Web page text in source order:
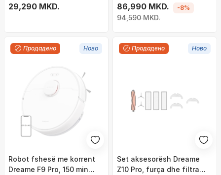
29,290 MKD.
Reactive AI 3.0, VibraRise
4.0, бела
86,990 MKD.
94,590 MKD.
-8%
Продадено Ново
Robot fshesë me korrent
Dreame F9 Pro, 150 min
Продадено Ново
Set aksesorësh Dreame
Z10 Pro, furça dhe filtra